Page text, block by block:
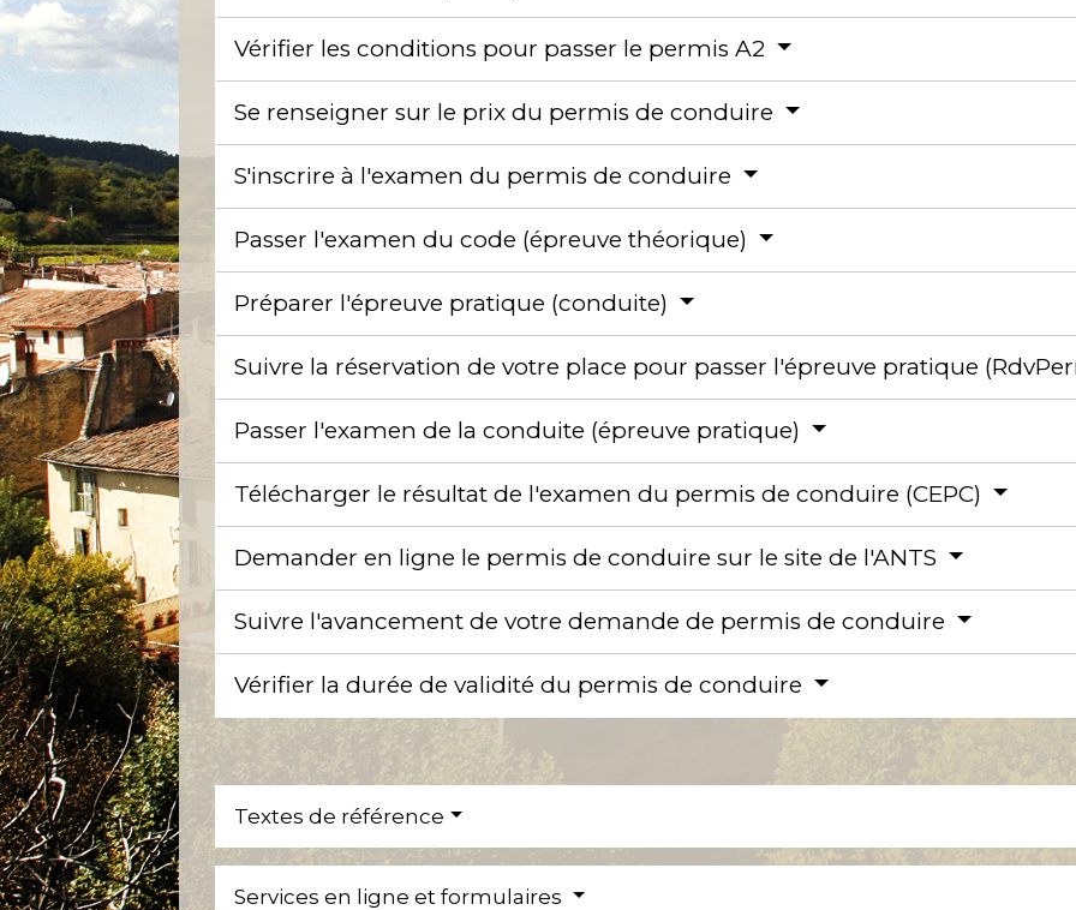
Vérifier les conditions pour passer le permis A2
Se renseigner sur le prix du permis de conduire
S'inscrire à l'examen du permis de conduire
Passer l'examen du code (épreuve théorique)
Préparer l'épreuve pratique (conduite)
Suivre la réservation de votre place pour passer l'épreuve pratique
Passer l'examen de la conduite (épreuve pratique)
Télécharger le résultat de l'examen du permis de conduire (CEPC)
Demander en ligne le permis de conduire sur le site de l'ANTS
Suivre l'avancement de votre demande de permis de conduire
Vérifier la durée de validité du permis de conduire
Textes de référence
Services en ligne et formulaires